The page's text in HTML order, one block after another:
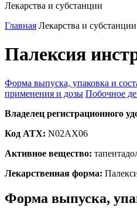
Лекарства и субстанции
Главная Лекарства и субстанции
Палексия
Форма выпуска, упаковка и
применения и дозы Побочное
Владелец регистрационного
Код ATX: N02AX06
Активное вещество:
Лекарственная форма:
Форма выпуска,